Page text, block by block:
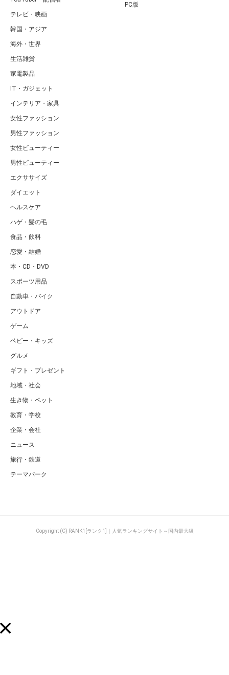
テレビ・映画
韓国・アジア
海外・世界
生活雑貨
家電製品
IT・ガジェット
インテリア・家具
女性ファッション
男性ファッション
女性ビューティー
男性ビューティー
エクササイズ
ダイエット
ヘルスケア
ハゲ・髪の毛
食品・飲料
恋愛・結婚
本・CD・DVD
スポーツ用品
自動車・バイク
アウトドア
ゲーム
ベビー・キッズ
グルメ
ギフト・プレゼント
地域・社会
生き物・ペット
教育・学校
企業・会社
ニュース
旅行・鉄道
テーマパーク
PC版
Copyright (C) RANK1[ランク1]｜人気ランキングサイト～国内最大級